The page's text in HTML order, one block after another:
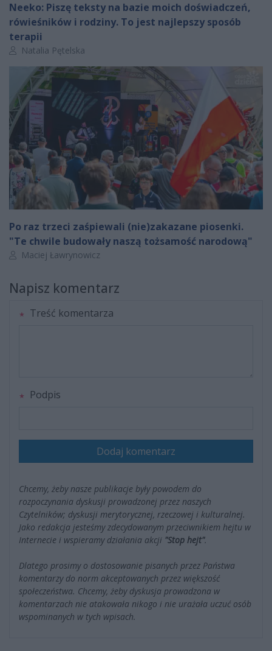
Neeko: Piszę teksty na bazie moich doświadczeń,
rówieśników i rodziny. To jest najlepszy sposób
terapii
Autor artykułu:
Natalia Pętelska
Po raz trzeci zaśpiewali (nie)zakazane piosenki.
"Te chwile budowały naszą tożsamość narodową"
Autor artykułu:
Maciej Ławrynowicz
Napisz komentarz
Treść komentarza
Podpis
Dodaj komentarz
Chcemy, żeby nasze publikacje były powodem do
rozpoczynania dyskusji prowadzonej przez naszych
Czytelników; dyskusji merytorycznej, rzeczowej i kulturalnej.
Jako redakcja jesteśmy zdecydowanym przeciwnikiem hejtu w
Internecie i wspieramy działania akcji "Stop hejt".
Dlatego prosimy o dostosowanie pisanych przez Państwa
komentarzy do norm akceptowanych przez większość
społeczeństwa. Chcemy, żeby dyskusja prowadzona w
komentarzach nie atakowała nikogo i nie urażała uczuć osób
wspominanych w tych wpisach.